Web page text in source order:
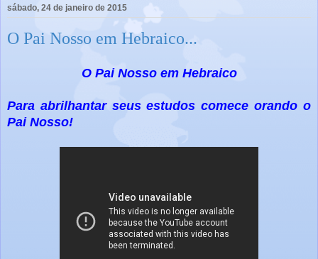
sábado, 24 de janeiro de 2015
O Pai Nosso em Hebraico...
O Pai Nosso em Hebraico
Para abrilhantar seus estudos comece orando o
Pai Nosso!